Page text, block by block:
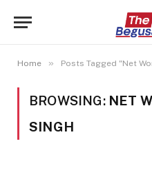
Home » Posts Tagged "Net
BROWSING: NET
SINGH